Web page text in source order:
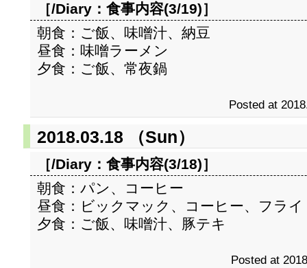
［/Diary： 食事内容(3/19)］
朝食：ご飯、味噌汁、納豆
昼食：味噌ラーメン
夕食：ご飯、常夜鍋
Posted at
2018.03.18 （Sun）
［/Diary： 食事内容(3/18)］
朝食：パン、コーヒー
昼食：ビックマック、コーヒー、フラ
夕食：ご飯、味噌汁、豚テキ
Posted at